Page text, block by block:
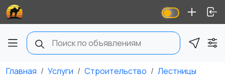
Главная Услуги Строительство Лестницы